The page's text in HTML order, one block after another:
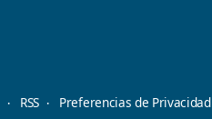
RSS Preferencias de Privacidad